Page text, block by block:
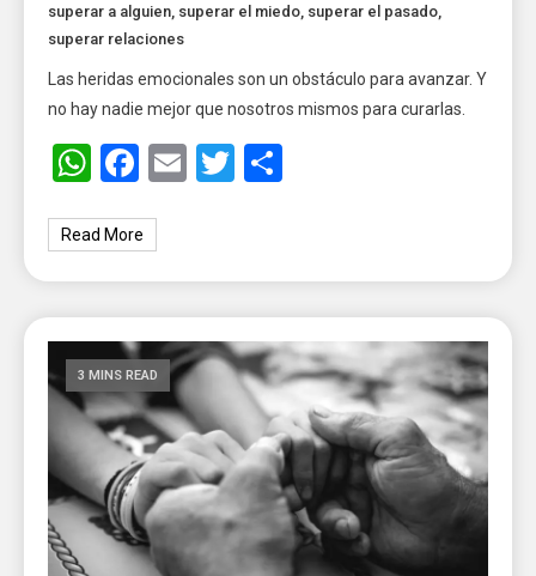
superar a alguien superar el miedo superar el pasado
superar relaciones
Las heridas emocionales son un obstáculo para avanzar. Y
no hay nadie mejor que nosotros mismos para curarlas.
WhatsApp
Facebook
EmailTwitter
Read More
3 MINS READ